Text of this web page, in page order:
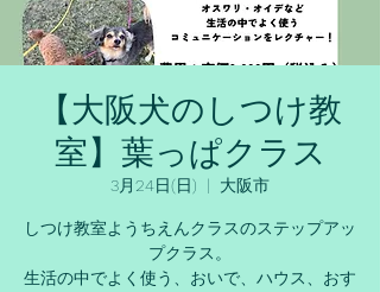
【大阪犬のしつけ教
室】葉っぱクラス
3月24日(日)
  |
大阪市
しつけ教室ようちえんクラスのステップアッ
プクラス。
生活の中でよく使う、おいで、ハウス、おす